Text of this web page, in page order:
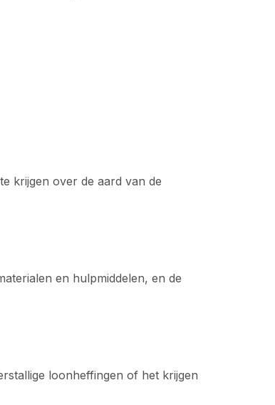
krijgen over de aard van de
en hulpmiddelen, en de
loonheffingen of het krijgen